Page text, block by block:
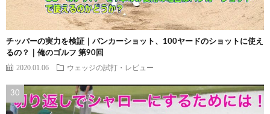
チッパーの実力を検証｜バンカーショット、100ヤードのショットに使え
るの？｜俺のゴルフ 第90回
2020.01.06 ウェッジの試打・レビュー